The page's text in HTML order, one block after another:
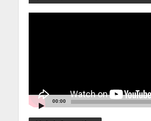
00:00